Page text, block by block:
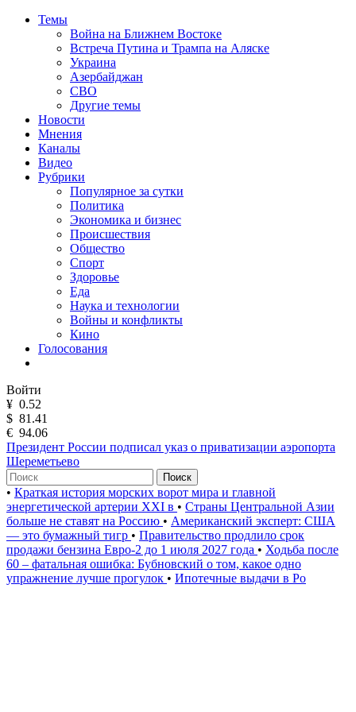
Темы
Война на Ближнем Востоке
Встреча Путина и Трампа на Аляске
Украина
Азербайджан
СВО
Другие темы
Новости
Мнения
Каналы
Видео
Рубрики
Популярное за сутки
Политика
Экономика и бизнес
Происшествия
Общество
Спорт
Здоровье
Еда
Наука и технологии
Войны и конфликты
Кино
Голосования
Войти
¥ 0.52
$ 81.41
€ 94.06
Президент России подписал указ о приватизации аэропорта
Шереметьево
Поиск
• Краткая история морских ворот мира и главной
энергетической артерии XXI в • Страны Центральной Азии
больше не ставят на Россию • Американский эксперт: США
— это бумажный тигр • Правительство продлило срок
продажи бензина Евро-2 до 1 июля 2027 года • Ходьба после
60 – фатальная ошибка: Бубновский о том, какое одно
упражнение лучше прогулок • Ипотечные выдачи в Ро